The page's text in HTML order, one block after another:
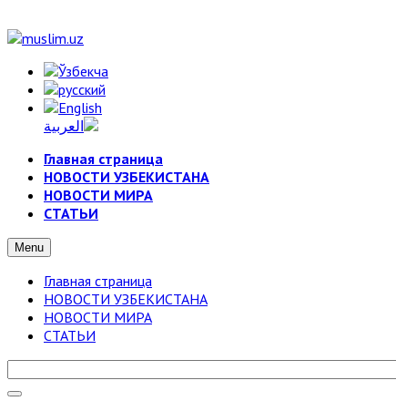
Главная страница
НОВОСТИ УЗБЕКИСТАНА
НОВОСТИ МИРА
СТАТЬИ
Menu
Главная страница
НОВОСТИ УЗБЕКИСТАНА
НОВОСТИ МИРА
СТАТЬИ